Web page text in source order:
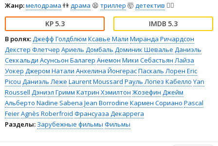
Жанр:мелодрама 👫драма 😫 триллер 🤯детектив 🕵️‍♂️
5.3 5.3
В ролях:Джефф Голдблюм Ксавье Мали Миранда Ричардсон
Декстер Флетчер Ариель Домбаль Доминик Шевалье Даниэль
Секкальди Асунсьон Балагер Анемон Мики Себастьян Лайза
Уокер Джером Натали Анхелина ЙонгерасПаскаль Лорен Eric
Picou Даниэль Леже Laurent Moussard Рауль Лопез Кабелло Yan
Roussell Дэниэл Гримм Катрин Хэмилтон Жозефин Джейм
Альберто Nadine Sabena Jean Borrodine Кармен Сориано Pascal
FeierAgnès Roberfroid Франсуаза Декаррега
Разделы: Зарубежные фильмы Фильмы